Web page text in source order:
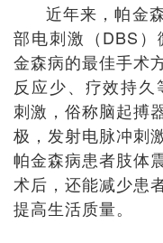
近年来，帕金
部电刺激（DBS
金森病的最佳手术
反应少、疗效持
刺激，俗称脑起搏
极，发射电脉冲刺
帕金森病患者肢体
术后，还能减少患
提高生活质量。